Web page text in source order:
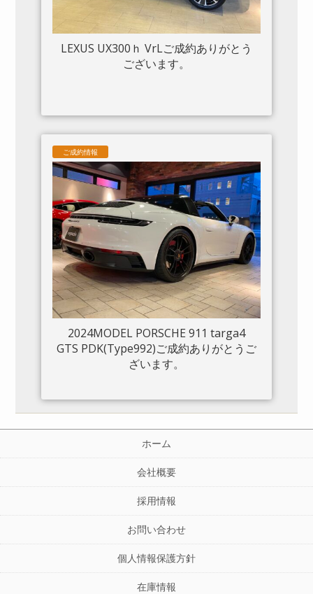
LEXUS UX300ｈ VrLご成約ありがとう
ございます。
ご成約情報
2024MODEL PORSCHE 911 targa4
GTS PDK(Type992)ご成約ありがとうご
ざいます。
ホーム
会社概要
採用情報
お問い合わせ
個人情報保護方針
在庫情報